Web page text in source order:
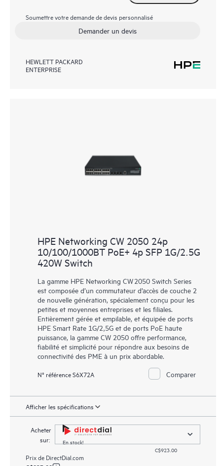
Soumettre votre demande de devis personnalisé
Demander un devis
HEWLETT PACKARD
ENTERPRISE
HPE Networking CW 2050 24p
10/100/1000BT PoE+ 4p SFP 1G/2.5G
420W Switch
La gamme HPE Networking CW 2050 Switch Series
est composée d’un commutateur d’accès de couche 2
de nouvelle génération, spécialement conçu pour les
petites et moyennes entreprises et les filiales.
Entièrement gérée et empilable, et équipée de ports
HPE Smart Rate 1G/2,5G et de ports PoE haute
puissance, la gamme CW 2050 offre performance,
fiabilité et simplicité pour répondre aux besoins de
connectivité des PME à un prix abordable.
N° référence S6X72A Comparer
Afficher les spécifications
Acheter
sur:
En stock!
C$923.00
Prix de DirectDial.com